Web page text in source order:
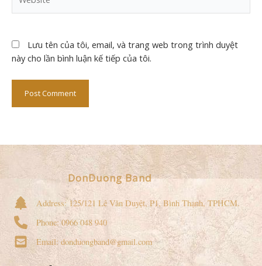
Lưu tên của tôi, email, và trang web trong trình duyệt
này cho lần bình luận kế tiếp của tôi.
DonDuong Band
Address: 125/121 Lê Văn Duyệt, P1, Bình Thạnh, TPHCM.
Phone: 0966 048 940
Email: donduongband@gmail.com